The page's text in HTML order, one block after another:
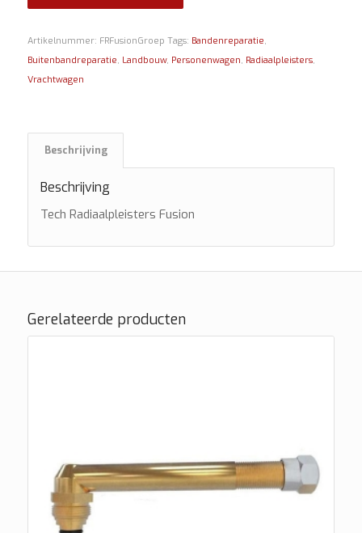
Artikelnummer: FRFusionGroep Tags: Bandenreparatie,
Buitenbandreparatie, Landbouw, Personenwagen, Radiaalpleisters,
Vrachtwagen
Beschrijving
Beschrijving
Tech Radiaalpleisters Fusion
Gerelateerde producten